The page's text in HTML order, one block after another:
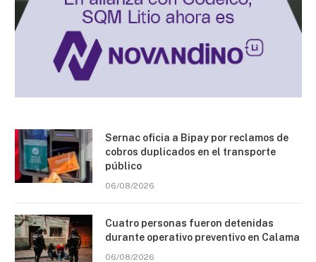
Sernac oficia a Bipay por reclamos de
cobros duplicados en el transporte
público
06/08/2026
Cuatro personas fueron detenidas
durante operativo preventivo en Calama
06/08/2026